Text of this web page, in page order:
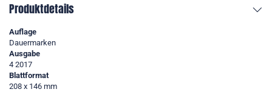
Produktdetails
Auflage
Dauermarken
Ausgabe
4 2017
Blattformat
208 x 146 mm